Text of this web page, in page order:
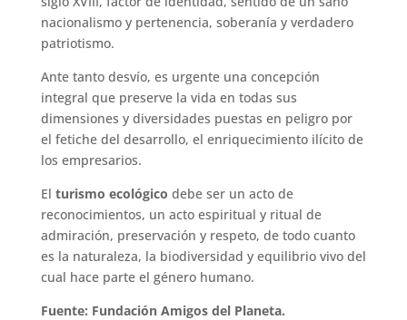
nacionalismo y pertenencia, soberanía y verdadero
patriotismo.
Ante tanto desvío, es urgente una concepción
integral que preserve la vida en todas sus
dimensiones y diversidades puestas en peligro por
el fetiche del desarrollo, el enriquecimiento ilícito de
los empresarios.
El turismo ecológico debe ser un acto de
reconocimientos, un acto espiritual y ritual de
admiración, preservación y respeto, de todo cuanto
es la naturaleza, la biodiversidad y equilibrio vivo del
cual hace parte el género humano.
Fuente: Fundación Amigos del Planeta.